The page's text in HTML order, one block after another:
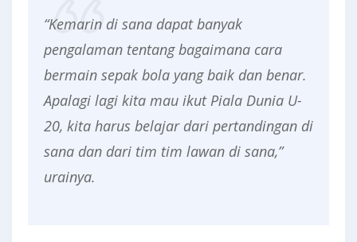
“Kemarin di sana dapat banyak
pengalaman tentang bagaimana cara
bermain sepak bola yang baik dan benar.
Apalagi lagi kita mau ikut Piala Dunia U-
20, kita harus belajar dari pertandingan di
sana dan dari tim tim lawan di sana,”
urainya.